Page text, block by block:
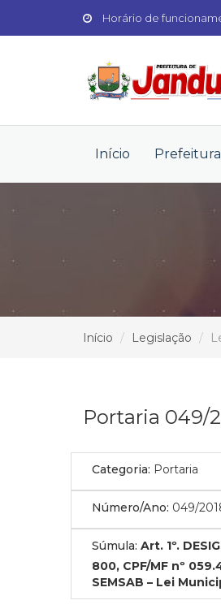
Horário de
Início Prefeitura
Início Legislação
Portaria 049/
Categoria: Portaria
Número/Ano: 049/
Súmula: Art. 1º.
800, CPF/MF nº
SEMSAB – Lei